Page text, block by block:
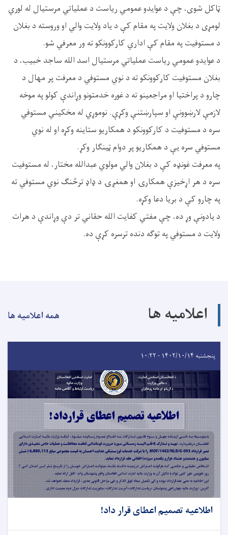
ټاکل شوی، چې د عوایدو عمومي ریاست د عملیاتي مرستیال له لوري
لومړی د بغلان ولایت په مقام کې د یاد ولایت والي او وروسته د بغلان
د مستوفیت په مقام کې اداري کارکوونکو ته ور معرفي شو.
د عوایدو عمومي ریاست عملیاتي مرستیال اسد الله ساجد خبیب، د
بغلان مستوفيت کارکوونکو ته د نوي مستوفي د معرفت پر مهال د
چارو د پراختیا او مراجعینو ته د غوره خدمتونو وړاندې کولو په موخه
لازمې لارښوونې او سپارښتنې وکړې. نوموړي له مخکیني مستوفي
سره د مستوفیت د کارکوونکو د همکاریو ستاینه وکړه او له نوي
مستوفي سره یې د همکاریو پر دوام ټینګار وکړ.
په معرفت غونډه کې د بغلان والي مولوي عبدالله مختار، له مستوفیت
سره د هر اړخیزې همکارۍ او همغږۍ د ډاډ ترڅنګ نوي مستوفي ته
په چارو کې د بریا دعا وکړه.
د یادونې وړ ده، چې مفتي کفایت الله حقاني تر دې وړاندې د هرات
ولایت د مستوفي په توګه دنده ترسره کړې ده.
اعلامیه ها همه اعلامیه ها
پنجشنبه ۱۴۰۲/۱۰/۱۴ - ۱۰:۲۲
اطلاعیه تصمیم اعطای قرار داد!